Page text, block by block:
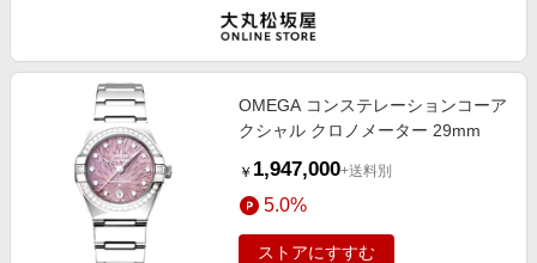
OMEGA コンステレーションコーア
クシャル クロノメーター 29mm
￥ 1,947,000+送料別
5.0%
ストアにすすむ